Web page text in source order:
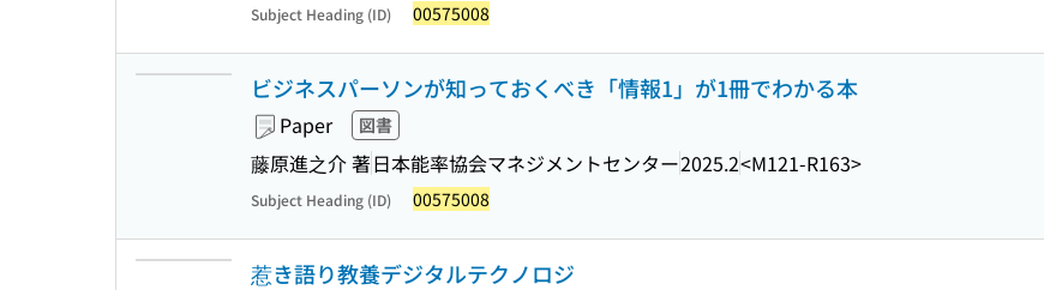
Subject Heading (ID) 00575008
ビジネスパーソンが知っておくべき「情報1」が1冊でわかる本
Paper 図書
藤原進之介 著日本能率協会マネジメントセンター2025.2<M121-R163>
Subject Heading (ID) 00575008
惹き語り教養デジタルテクノロジ